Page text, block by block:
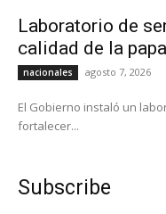
Laboratorio de
calidad de la papa
nacionales agosto 7, 2026
El Gobierno instaló un
fortalecer...
Subscribe